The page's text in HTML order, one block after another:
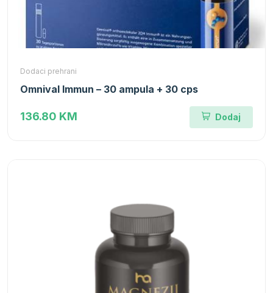
Dodaci prehrani
Omnival Immun – 30 ampula + 30 cps
136.80 KM Dodaj